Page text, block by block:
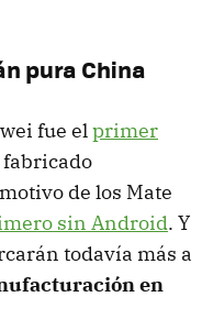
pura China
fue elprimer
de los Mate
sin Android. Y
todavía más a
en